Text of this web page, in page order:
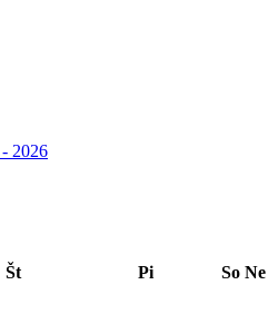
2026
Št Pi So Ne